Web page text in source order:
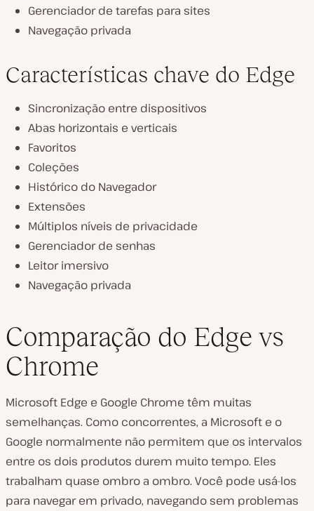
Gerenciador de tarefas para sites
Navegação privada
Características chave do Edge
Sincronização entre dispositivos
Abas horizontais e verticais
Favoritos
Coleções
Histórico do Navegador
Extensões
Múltiplos níveis de privacidade
Gerenciador de senhas
Leitor imersivo
Navegação privada
Comparação do Edge vs
Chrome
Microsoft Edge e Google Chrome têm muitas
semelhanças. Como concorrentes, a Microsoft e o
Google normalmente não permitem que os intervalos
entre os dois produtos durem muito tempo. Eles
trabalham quase ombro a ombro. Você pode usá-los
para navegar em privado, navegando sem problemas